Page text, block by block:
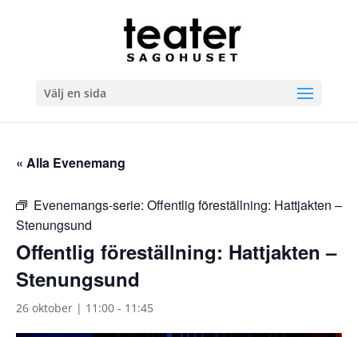
Välj en sida
« Alla Evenemang
Evenemangs-serie: Offentlig föreställning: Hattjakten –
Stenungsund
Offentlig föreställning: Hattjakten –
Stenungsund
26 oktober | 11:00 - 11:45